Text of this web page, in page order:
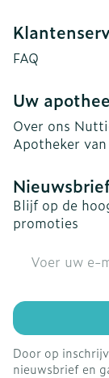
FAQ
Uw
Over ons
Apotheker
Blijf op de
promoties
Door op
nieuwsbrief en